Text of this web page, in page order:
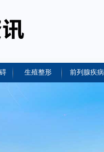
生殖整形 前列腺疾病